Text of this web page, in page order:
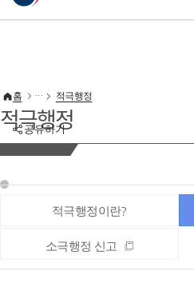
이 누리집은 대한민국 공식 전자정부 누리집입니다.
공유하기
홈 적극행정
적극행정
적극행정이란?
소극행정 신고